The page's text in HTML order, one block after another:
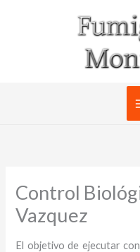
Control
Vazquez
El objetivo de ejecutar